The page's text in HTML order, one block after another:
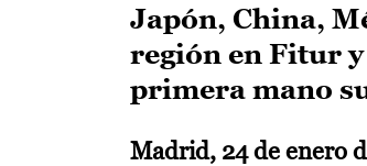
Japón, China,
región en Fitur
primera mano
Madrid, 24 de enero